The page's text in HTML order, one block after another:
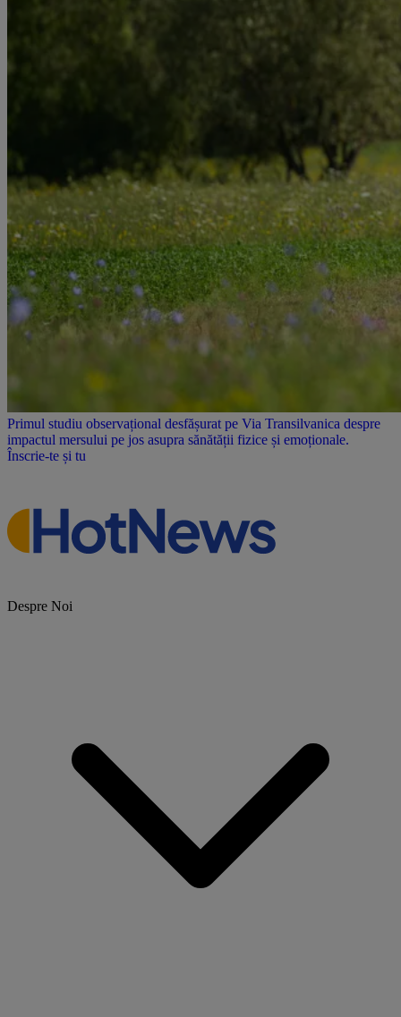
Primul studiu observațional desfășurat pe Via Transilvanica despre
impactul mersului pe jos asupra sănătății fizice și emoționale.
Înscrie-te și tu
Despre Noi